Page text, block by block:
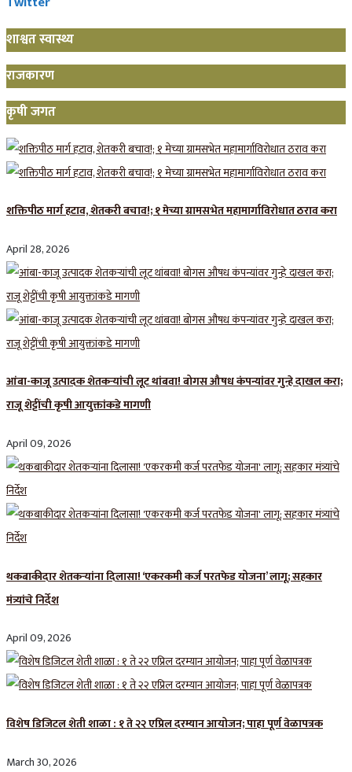
शाश्वत स्वास्थ्य
राजकारण
कृषी जगत
शक्तिपीठ मार्ग हटाव, शेतकरी बचाव!; १ मेच्या ग्रामसभेत महामार्गाविरोधात ठराव करा
April 28, 2026
आंबा-काजू उत्पादक शेतकऱ्यांची लूट थांबवा! बोगस औषध कंपन्यांवर गुन्हे दाखल करा;
राजू शेट्टींची कृषी आयुक्तांकडे मागणी
April 09, 2026
थकबाकीदार शेतकऱ्यांना दिलासा! ‘एकरकमी कर्ज परतफेड योजना’ लागू; सहकार
मंत्र्यांचे निर्देश
April 09, 2026
विशेष डिजिटल शेती शाळा : १ ते २२ एप्रिल दरम्यान आयोजन; पाहा पूर्ण वेळापत्रक
March 30, 2026